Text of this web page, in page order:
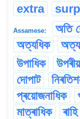
extra
Assamese: অতি
অত্যধিক
উপাধিক
দোপাট
প্ৰয়োজনাধিক
মাত্ৰাধিক
ৰাহি